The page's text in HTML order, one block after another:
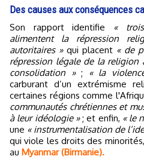
Des causes aux conséquences
Son rapport identifie «
alimentent la répression
autoritaires »qui placent « de
répression légale de la
consolidation »; « la
carburant d’un extrémisme
certaines régions comme
communautés chrétiennes et
à leur idéologie »; et enfin, « le
une « instrumentalisation de
qui viole les droits des
au Myanmar (Birmanie).